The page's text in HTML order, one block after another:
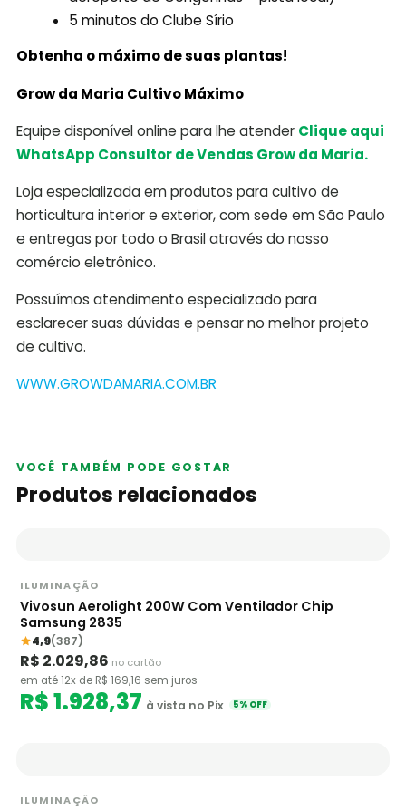
5 minutos do Clube Sírio
Obtenha o máximo de suas plantas!
Grow da Maria Cultivo Máximo
Equipe disponível online para lhe atender Clique aqui
WhatsApp Consultor de Vendas Grow da Maria.
Loja especializada em produtos para cultivo de
horticultura interior e exterior, com sede em São Paulo
e entregas por todo o Brasil através do nosso
comércio eletrônico.
Possuímos atendimento especializado para
esclarecer suas dúvidas e pensar no melhor projeto
de cultivo.
WWW.GROWDAMARIA.COM.BR
VOCÊ TAMBÉM PODE GOSTAR
Produtos relacionados
ILUMINAÇÃO
Vivosun Aerolight 200W Com Ventilador Chip
Samsung 2835
4,9(387)
R$ 2.029,86 no cartão
em até 12x de R$ 169,16 sem juros
R$ 1.928,37 à vista no Pix 5% OFF
ILUMINAÇÃO